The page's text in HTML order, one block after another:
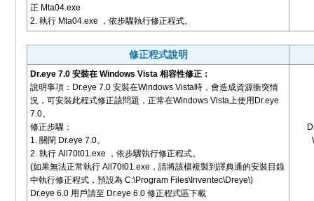
正 Mta04.exe
2. 執行 Mta04.exe ，依步驟執行修正程式。
修正程式說明
Dr.eye 7.0 安裝在 Windows Vista 相容性修正：
說明事項：Dr.eye 7.0 安裝在Windows Vista時，會造成資源衝突情
況，可安裝此程式修正該問題，正常在Windows Vista上使用Dr.eye
7.0。
修正步驟：
1. 關閉 Dr.eye 7.0。
2. 執行 All70t01.exe ，依步驟執行修正程式。
(如果無法正常執行 All70t01.exe，請將該檔複製到譯典通的安裝目錄
中執行修正程式，預設為 C:\Program Files\Inventec\Dreye\)
Dr.eye 6.0 用戶請至 Dr.eye 6.0 修正程式區下載